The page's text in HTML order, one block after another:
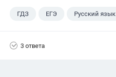
ГДЗ ЕГЭ Русский язык
3 ответа